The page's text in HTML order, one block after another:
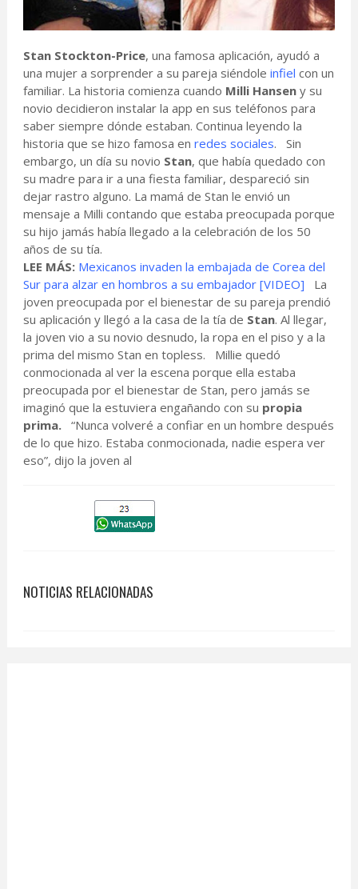
Stan Stockton-Price, una famosa aplicación, ayudó a
una mujer a sorprender a su pareja siéndole infiel con un
familiar. La historia comienza cuando Milli Hanseny su
novio decidieron instalar la app en sus teléfonos para
saber siempre dónde estaban. Continua leyendo la
historia que se hizo famosa en redes sociales. Sin
embargo, un día su novio Stan, que había quedado con
su madre para ir a una fiesta familiar, despareció sin
dejar rastro alguno. La mamá de Stan le envió un
mensaje a Milli contando que estaba preocupada porque
su hijo jamás había llegado a la celebración de los 50
años de su tía.
LEE MÁS: Mexicanos invaden la embajada de Corea del
Sur para alzar en hombros a su embajador [VIDEO] La
joven preocupada por el bienestar de su pareja prendió
su aplicación y llegó a la casa de la tía de Stan. Al llegar,
la joven vio a su novio desnudo, la ropa en el piso y a la
prima del mismo Stan en topless. Millie quedó
conmocionada al ver la escena porque ella estaba
preocupada por el bienestar de Stan, pero jamás se
imaginó que la estuviera engañando con su propia
prima.“Nunca volveré a confiar en un hombre después
de lo que hizo. Estaba conmocionada, nadie espera ver
eso”, dijo la joven al
NOTICIAS RELACIONADAS